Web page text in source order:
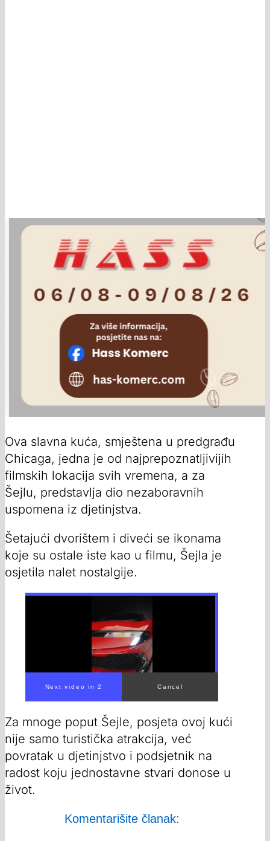
Ova slavna kuća, smještena u predgrađu
Chicaga, jedna je od najprepoznatljivijih
filmskih lokacija svih vremena, a za
Šejlu, predstavlja dio nezaboravnih
uspomena iz djetinjstva.
Šetajući dvorištem i diveći se ikonama
koje su ostale iste kao u filmu, Šejla je
osjetila nalet nostalgije.
Za mnoge poput Šejle, posjeta ovoj kući
nije samo turistička atrakcija, već
povratak u djetinjstvo i podsjetnik na
radost koju jednostavne stvari donose u
život.
Komentarišite članak: